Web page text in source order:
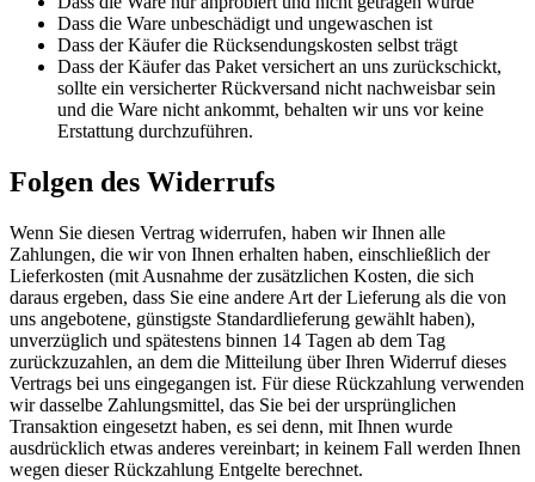
Dass die Ware unbeschädigt und ungewaschen ist
Dass der Käufer die Rücksendungskosten selbst trägt
Dass der Käufer das Paket versichert an uns zurückschickt,
sollte ein versicherter Rückversand nicht nachweisbar sein
und die Ware nicht ankommt, behalten wir uns vor keine
Erstattung durchzuführen.
Folgen des Widerrufs
Wenn Sie diesen Vertrag widerrufen, haben wir Ihnen alle
Zahlungen, die wir von Ihnen erhalten haben, einschließlich der
Lieferkosten (mit Ausnahme der zusätzlichen Kosten, die sich
daraus ergeben, dass Sie eine andere Art der Lieferung als die von
uns angebotene, günstigste Standardlieferung gewählt haben),
unverzüglich und spätestens binnen 14 Tagen ab dem Tag
zurückzuzahlen, an dem die Mitteilung über Ihren Widerruf dieses
Vertrags bei uns eingegangen ist. Für diese Rückzahlung verwenden
wir dasselbe Zahlungsmittel, das Sie bei der ursprünglichen
Transaktion eingesetzt haben, es sei denn, mit Ihnen wurde
ausdrücklich etwas anderes vereinbart; in keinem Fall werden Ihnen
wegen dieser Rückzahlung Entgelte berechnet.